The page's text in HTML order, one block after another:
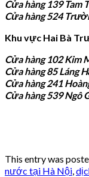
Cửa hàng 139 Tam
Cửa hàng 524
Khu vực Hai Bà
Cửa hàng 102 Kim
Cửa hàng 85 Láng
Cửa hàng 241
Cửa hàng 539 Ngô
This entry was
nước tại Hà Nội,